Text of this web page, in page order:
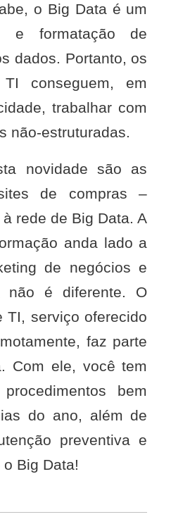
o Big Data é um
e formatação de
dados. Portanto, os
conseguem, em
trabalhar com
não-estruturadas.
novidade são as
de compras –
rede de Big Data. A
anda lado a
de negócios e
não é diferente. O
TI, serviço oferecido
faz parte
Com ele, você tem
bem
do ano, além de
preventiva e
Big Data!